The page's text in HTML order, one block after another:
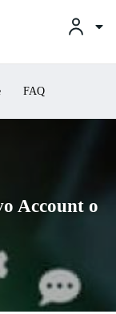
FAQ
Account o